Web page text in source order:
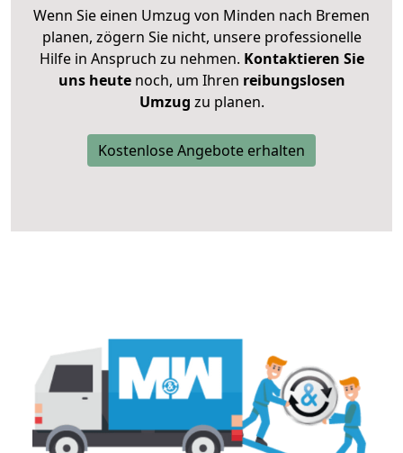
Wenn Sie einen Umzug von Minden nach Bremen
planen, zögern Sie nicht, unsere professionelle
Hilfe in Anspruch zu nehmen. Kontaktieren Sie
uns heutenoch, um Ihren reibungslosen
Umzug zu planen.
Kostenlose Angebote erhalten